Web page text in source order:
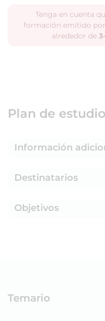
Tenga en cuenta
formación emitido
alrededor de
Plan de
Información
Destinatarios
Objetivos
Temario